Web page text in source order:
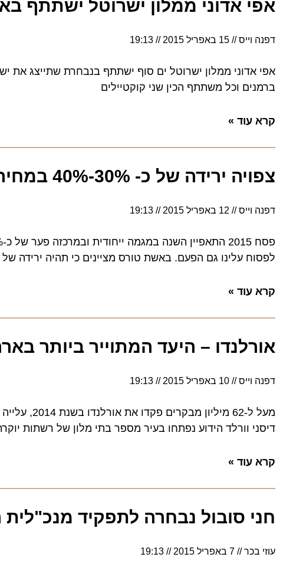
אפי אדוני ממלון ישרוטל ישתתף
דפנה וייס 15 באפריל 2015 19:13
ברמנים וכל משתתף הכין שני קוקטיילים
קרא עוד »
צפויה ירידה של כ- 30%-40% במחירי חבילות הנופש
דפנה וייס 12 באפריל 2015 19:13
לפסוח עלינו גם הפעם. באשת טורס מציינים כי תהיה ירידה של כ- 30%-40% במחירי חבילות הנופש אחר חג הפסח
קרא עוד »
אורלנדו – היעד המתוייר ביותר
דפנה וייס 10 באפריל 2015 19:13
דיסני וורלד הידוע נפתחו בעיר מספר בתי מלון של רשתות יוקרתיות
קרא עוד »
חני סובול נבחרה לתפקיד מנכ"לית
עוזי בכר 7 באפריל 2015 19:13